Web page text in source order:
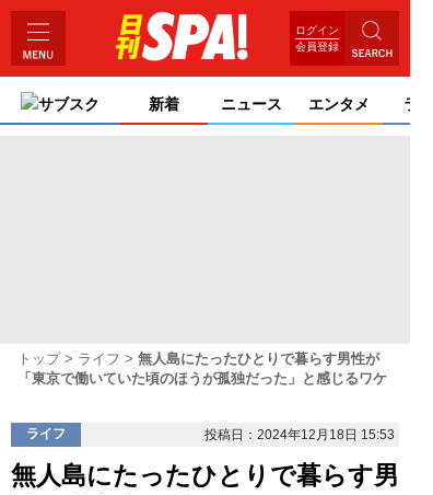
ログイン
会員登録
サブスク 新着 ニュース エンタメ ライ
トップ ライフ
無人島にたったひとりで暮らす男性が
「東京で働いていた頃のほうが孤独だった」と感じるワケ
ライフ 投稿日：2024年12月18日 15:53
無人島にたったひとりで暮らす男